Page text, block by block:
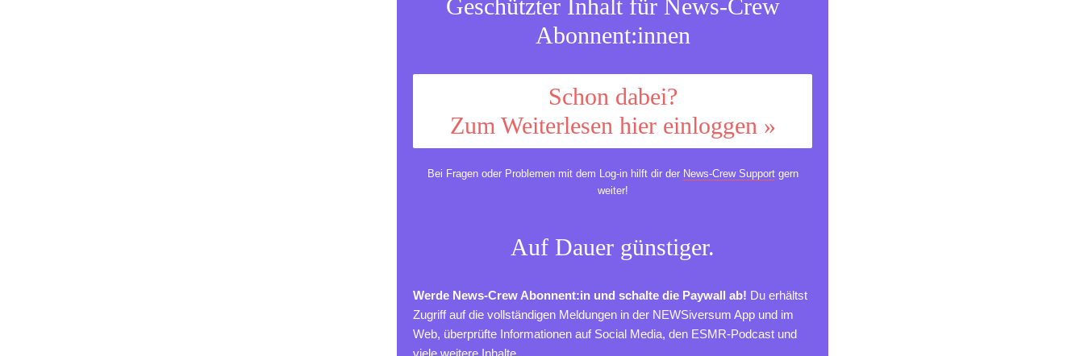
Geschützter Inhalt für News-Crew
Abonnent:innen
Schon dabei?
Zum Weiterlesen hier einloggen »
Bei Fragen oder Problemen mit dem Log-in hilft dir der News-Crew Supportgern
weiter!
Auf Dauer günstiger.
Werde News-Crew Abonnent:in und schalte die Paywall ab! Du erhältst
Zugriff auf die vollständigen Meldungen in der NEWSiversum App und im
Web, überprüfte Informationen auf Social Media, den ESMR-Podcast und